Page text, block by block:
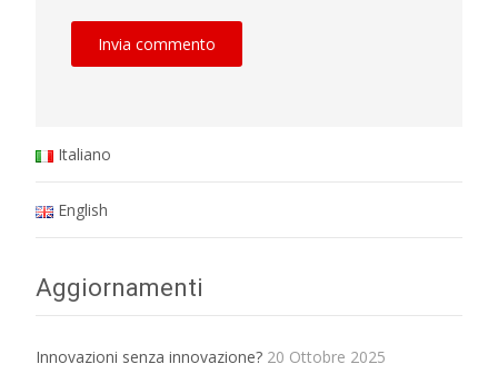
Italiano
English
Aggiornamenti
Innovazioni senza innovazione? 20 Ottobre 2025